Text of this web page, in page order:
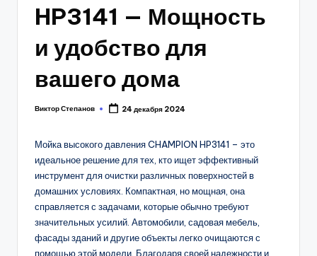
HP3141 — Мощность
и удобство для
вашего дома
Posted
Виктор Степанов 24 декабря 2024
Мойка высокого давления CHAMPION HP3141 – это
идеальное решение для тех, кто ищет эффективный
инструмент для очистки различных поверхностей в
домашних условиях. Компактная, но мощная, она
справляется с задачами, которые обычно требуют
значительных усилий. Автомобили, садовая мебель,
фасады зданий и другие объекты легко очищаются с
помощью этой модели. Благодаря своей надежности и